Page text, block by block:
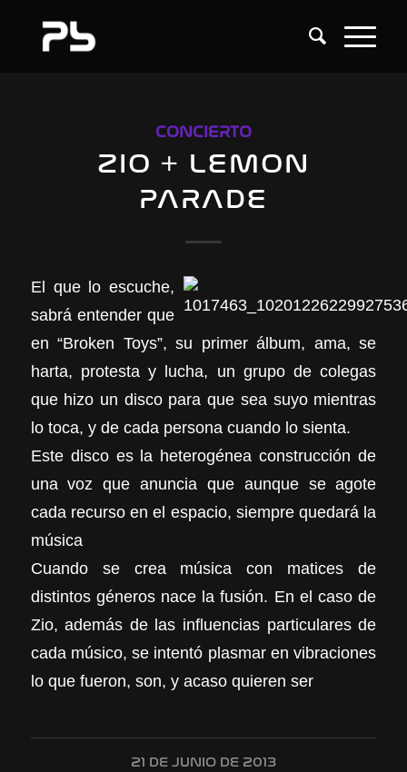
CONCIERTO
ZIO + LEMON
PARADE
El que lo escuche,
sabrá entender que
en “Broken Toys”, su primer álbum, ama, se
harta, protesta y lucha, un grupo de colegas
que hizo un disco para que sea suyo mientras
lo toca, y de cada persona cuando lo sienta.
Este disco es la heterogénea construcción de
una voz que anuncia que aunque se agote
cada recurso en el espacio, siempre quedará la
música
Cuando se crea música con matices de
distintos géneros nace la fusión. En el caso de
Zio, además de las influencias particulares de
cada músico, se intentó plasmar en vibraciones
lo que fueron, son, y acaso quieren ser
21 DE JUNIO DE 2013